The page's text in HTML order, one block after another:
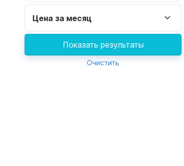
Цена за месяц
Показать результаты
Очистить